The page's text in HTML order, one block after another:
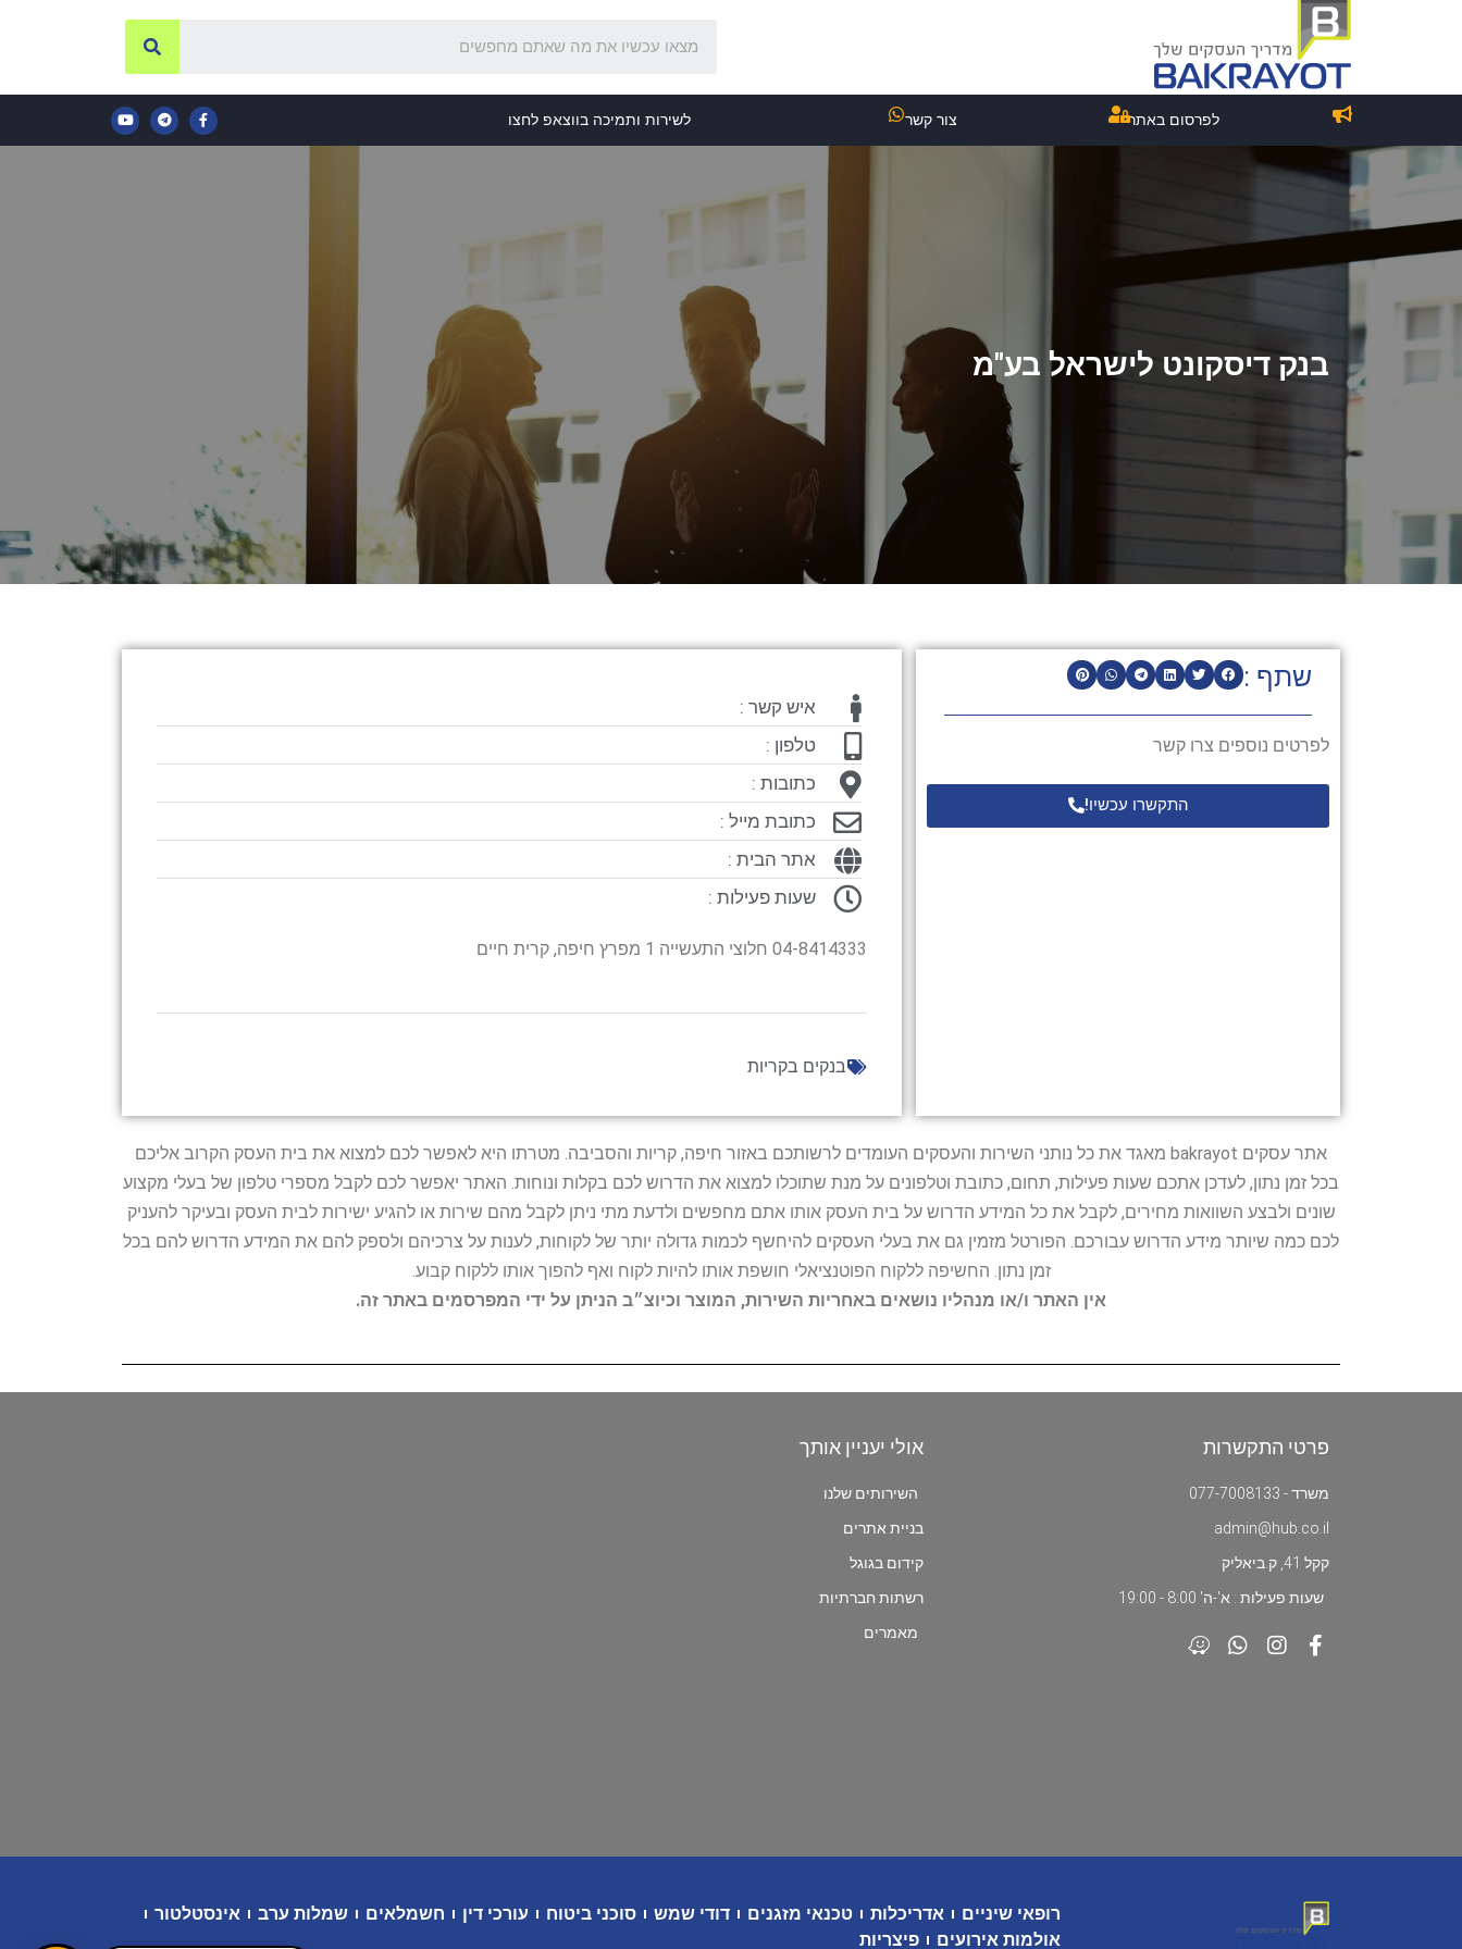
לפרסום באתר צור קשר לשירות ותמיכה בווצאפ לחצו
בנק דיסקונט לישראל בע"מ
שתף :
לפרטים נוספים צרו קשר
התקשרו עכשיו!
איש קשר :
טלפון :
כתובות :
כתובת מייל :
אתר הבית :
שעות פעילות :
04-8414333 חלוצי התעשייה 1 מפרץ חיפה, קרית חיים
בנקים בקריות
אתר עסקים bakrayot מאגד את כל נותני השירות והעסקים העומדים לרשותכם באזור חיפה, קריות והסביבה. מטרתו היא לאפשר לכם למצוא את בית העסק הקרוב אליכם
בכל זמן נתון, לעדכן אתכם שעות פעילות, תחום, כתובת וטלפונים על מנת שתוכלו למצוא את הדרוש לכם בקלות ונוחות. האתר יאפשר לכם לקבל מספרי טלפון של בעלי מקצוע
שונים ולבצע השוואות מחירים, לקבל את כל המידע הדרוש על בית העסק אותו אתם מחפשים ולדעת מתי ניתן לקבל מהם שירות או להגיע ישירות לבית העסק ובעיקר להעניק
לכם כמה שיותר מידע הדרוש עבורכם. הפורטל מזמין גם את בעלי העסקים להיחשף לכמות גדולה יותר של לקוחות, לענות על צרכיהם ולספק להם את המידע הדרוש להם בכל
זמן נתון. החשיפה ללקוח הפוטנציאלי חושפת אותו להיות לקוח ואף להפוך אותו ללקוח קבוע.
אין האתר ו/או מנהליו נושאים באחריות השירות, המוצר וכיוצ״ב הניתן על ידי המפרסמים באתר זה.
פרטי התקשרות
משרד - 077-7008133
admin@hub.co.il
קקל 41, ק.ביאליק
שעות פעילות : א'-ה' 8:00 - 19:00
אולי יעניין אותך
השירותים שלנו
בניית אתרים
קידום בגוגל
רשתות חברתיות
מאמרים
רופאי שיניים אדריכלות טכנאי מזגנים דודי שמש סוכני ביטוח עורכי דין חשמלאים שמלות ערב
אינסטלטור
אולמות אירועים
פיצריות